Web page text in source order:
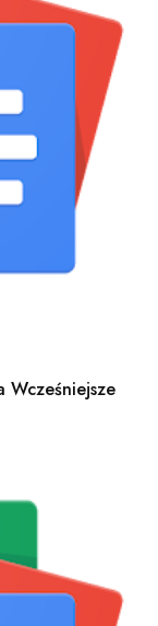
Wcześniejsze